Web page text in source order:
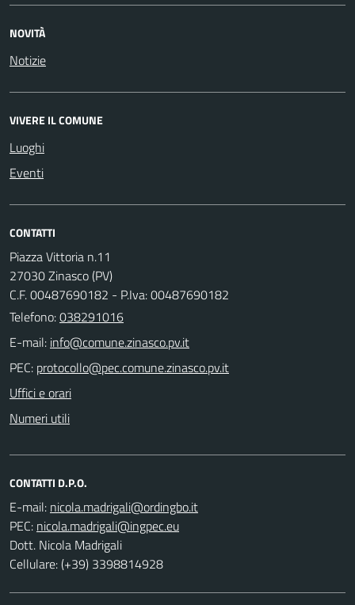
NOVITÀ
Notizie
VIVERE IL COMUNE
Luoghi
Eventi
CONTATTI
Piazza Vittoria n.11
27030 Zinasco (PV)
C.F. 00487690182 - P.Iva: 00487690182
Telefono:038291016
E-mail:
PEC:
Uffici e orari
Numeri utili
CONTATTI D.P.O.
E-mail:
PEC:
Dott. Nicola Madrigali
Cellulare: (+39) 3398814928